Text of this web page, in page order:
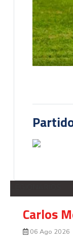
Carlos
06 Ago 2026